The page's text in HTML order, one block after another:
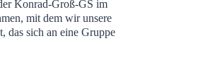
Konrad-Groß-GS im
mit dem wir unsere
das sich an eine Gruppe